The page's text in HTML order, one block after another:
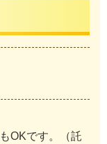
OKです。（託